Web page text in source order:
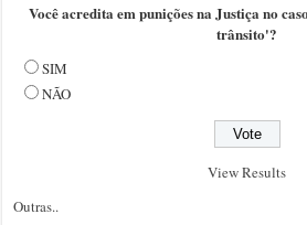
Você acredita em punições na Justiça no
trânsito'?
SIM
NÃO
View Results
Outras..